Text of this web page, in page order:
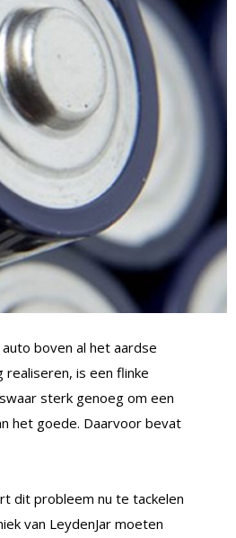
boven al het aardse
realiseren, is een flinke
sterk genoeg om een
het goede. Daarvoor bevat
dit probleem nu te tackelen
van LeydenJar moeten